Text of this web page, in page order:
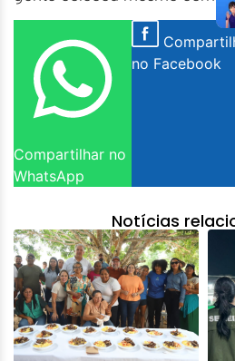
Compartilhar no
WhatsApp
no Facebook
Notícias